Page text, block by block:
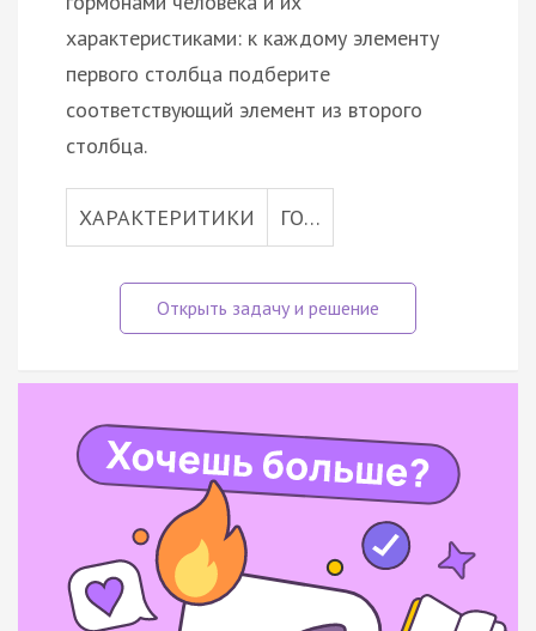
характеристиками: к каждому элементу
первого столбца подберите
соответствующий элемент из второго
столбца.
ХАРАКТЕРИТИКИ ГО…